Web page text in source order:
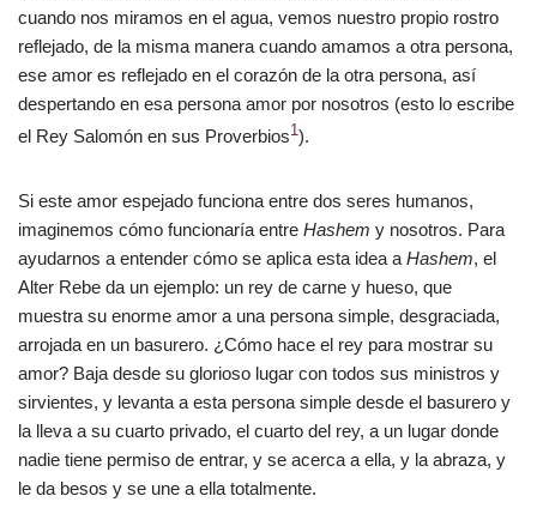
cuando nos miramos en el agua, vemos nuestro propio rostro
reflejado, de la misma manera cuando amamos a otra persona,
ese amor es reflejado en el corazón de la otra persona, así
despertando en esa persona amor por nosotros (esto lo escribe
el Rey Salomón en sus Proverbios1).
Si este amor espejado funciona entre dos seres humanos,
imaginemos cómo funcionaría entre Hashem y nosotros. Para
ayudarnos a entender cómo se aplica esta idea a Hashem, el
Alter Rebe da un ejemplo: un rey de carne y hueso, que
muestra su enorme amor a una persona simple, desgraciada,
arrojada en un basurero. ¿Cómo hace el rey para mostrar su
amor? Baja desde su glorioso lugar con todos sus ministros y
sirvientes, y levanta a esta persona simple desde el basurero y
la lleva a su cuarto privado, el cuarto del rey, a un lugar donde
nadie tiene permiso de entrar, y se acerca a ella, y la abraza, y
le da besos y se une a ella totalmente.